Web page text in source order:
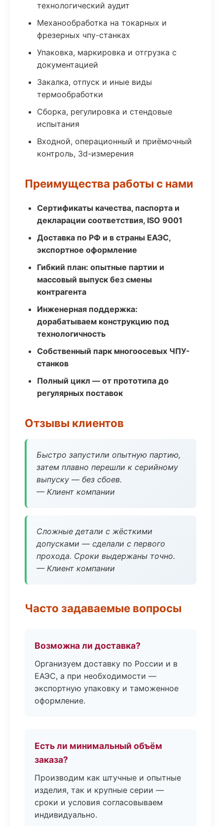
технологический аудит
Механообработка на токарных и
фрезерных чпу-станках
Упаковка, маркировка и отгрузка с
документацией
Закалка, отпуск и иные виды
термообработки
Сборка, регулировка и стендовые
испытания
Входной, операционный и приёмочный
контроль, 3d-измерения
Преимущества работы с нами
Сертификаты качества, паспорта и
декларации соответствия, ISO 9001
Доставка по РФ и в страны ЕАЭС,
экспортное оформление
Гибкий план: опытные партии и
массовый выпуск без смены
контрагента
Инженерная поддержка:
дорабатываем конструкцию под
технологичность
Собственный парк многоосевых ЧПУ-
станков
Полный цикл — от прототипа до
регулярных поставок
Отзывы клиентов
Быстро запустили опытную партию,
затем плавно перешли к серийному
выпуску — без сбоев.
— Клиент компании
Сложные детали с жёсткими
допусками — сделали с первого
прохода. Сроки выдержаны точно.
— Клиент компании
Часто задаваемые вопросы
Возможна ли доставка?
Организуем доставку по России и в
ЕАЭС, а при необходимости —
экспортную упаковку и таможенное
оформление.
Есть ли минимальный объём
заказа?
Производим как штучные и опытные
изделия, так и крупные серии —
сроки и условия согласовываем
индивидуально.